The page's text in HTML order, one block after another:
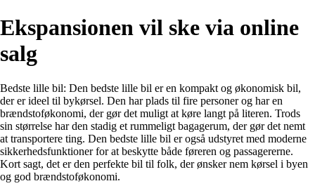
Ekspansionen vil ske via online
salg
Bedste lille bil: Den bedste lille bil er en kompakt og økonomisk bil,
der er ideel til bykørsel. Den har plads til fire personer og har en
brændstoføkonomi, der gør det muligt at køre langt på literen. Trods
sin størrelse har den stadig et rummeligt bagagerum, der gør det nemt
at transportere ting. Den bedste lille bil er også udstyret med moderne
sikkerhedsfunktioner for at beskytte både føreren og passagererne.
Kort sagt, det er den perfekte bil til folk, der ønsker nem kørsel i byen
og god brændstoføkonomi.